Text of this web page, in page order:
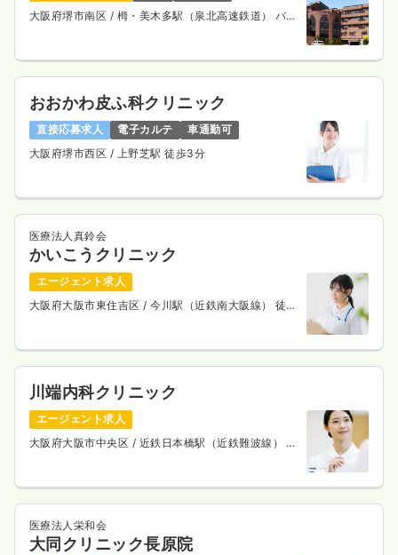
一時募集休止
給与 お問い合わせください
時間 8:30～16:30
4週8休以上
気になる
給与 時給1,600
時間
9:00～17:00
時給1,600円以上可
詳細を見る
オペ室(手術室)
日勤のみ（常勤） 一時募集休止
4週8休以上
月給30万円以上可
大阪府堺市南区 / 栂・美木多駅（泉北高速鉄道） バス
おおかわ皮ふ科クリニック
直接応募求人 電子カルテ
車通勤可
大阪府堺市西区 / 上野芝駅 徒歩3分
医療法人真鈴会
かいこうクリニック
エージェント求人
大阪府大阪市東住吉区 / 今川駅（近鉄南大阪線） 徒歩
川端内科クリニック
エージェント求人
大阪府大阪市中央区 / 近鉄日本橋駅（近鉄難波線） 徒
医療法人栄和会
大同クリニック長原院